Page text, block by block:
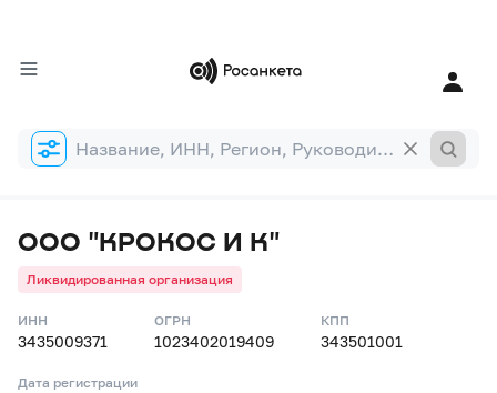
Форма
поиска
ООО "КРОКОС И К"
Ликвидированная организация
ИНН
3435009371
ОГРН
1023402019409
КПП
343501001
Дата регистрации